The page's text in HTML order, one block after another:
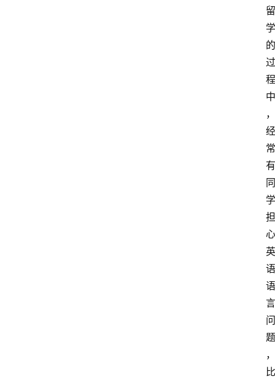
留
学
的
过
程
中
，
经
常
有
同
学
担
心
英
语
语
言
问
题
，
比